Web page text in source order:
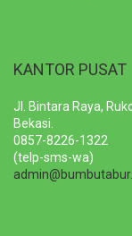
KANTOR PUSAT
Jl. Bintara Raya,
Bekasi.
0857-8226-1322
(telp-sms-wa)